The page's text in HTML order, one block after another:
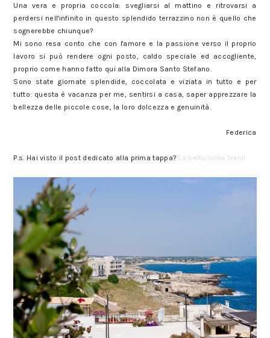
Una vera e propria coccola: svegliarsi al mattino e ritrovarsi a
perdersi nell'infinito in questo splendido terrazzino non è quello che
sognerebbe chiunque?
Mi sono resa conto che con l'amore e la passione verso il proprio
lavoro si può rendere ogni posto, caldo speciale ed accogliente,
proprio come hanno fatto qui alla Dimora Santo Stefano.
Sono state giornate splendide, coccolata e viziata in tutto e per
tutto: questa è vacanza per me, sentirsi a casa, saper apprezzare la
bellezza delle piccole cose, la loro dolcezza e genuinità.
Federica
P.s. Hai visto il post dedicato alla prima tappa? La bellissima Trani!